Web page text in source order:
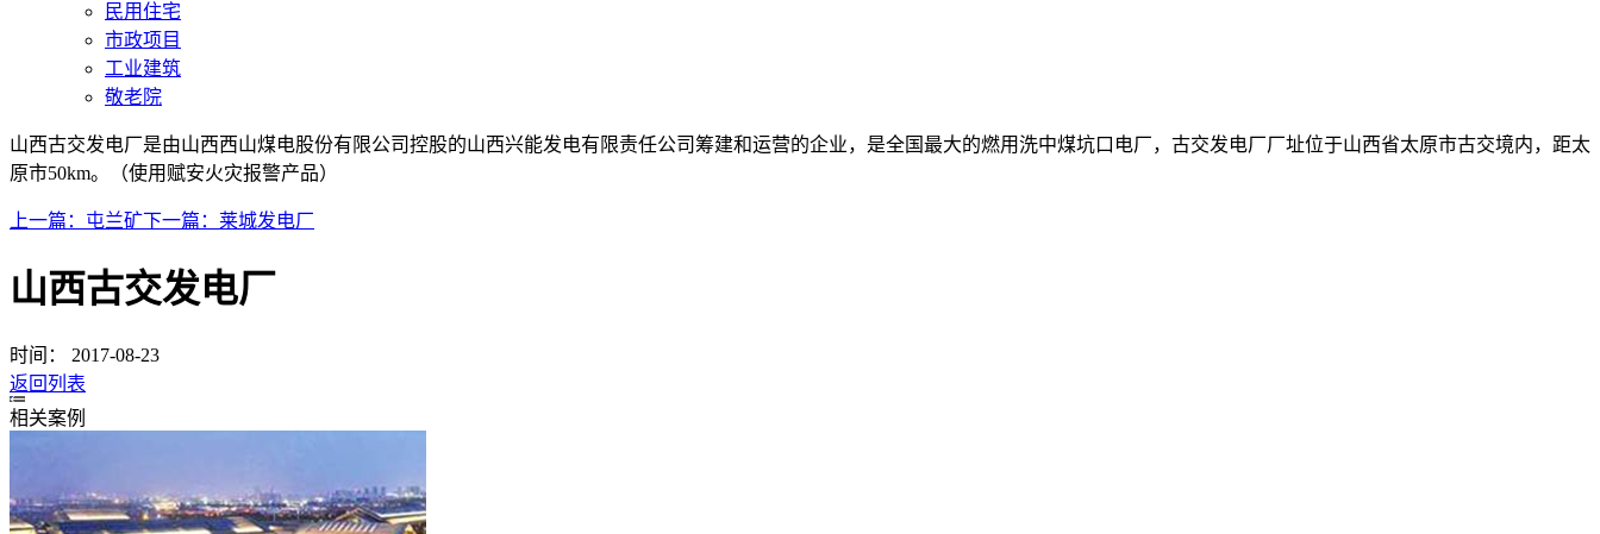
民用住宅
市政项目
工业建筑
敬老院
山西古交发电厂是由山西西山煤电股份有限公司控股的山西兴能发电有限责任公司筹建和运营的企业，是全国最大的燃用洗中煤坑口电厂，古交发电厂厂址位于山西省太原市古交境内，距太
原市50km。（使用赋安火灾报警产品）
上一篇： 屯兰矿下一篇： 莱城发电厂
山西古交发电厂
时间：
2017-08-23
返回列表
相关案例